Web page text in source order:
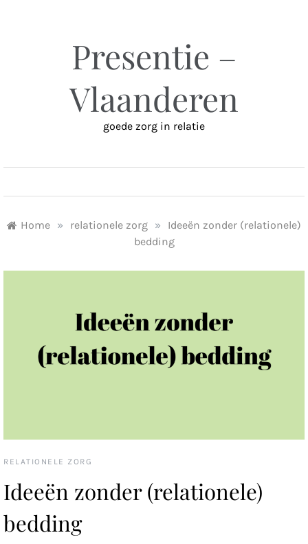
Presentie –
Vlaanderen
goede zorg in relatie
Home » relationele zorg »
Ideeën zonder (relationele)
bedding
RELATIONELE ZORG
Ideeën zonder (relationele)
bedding